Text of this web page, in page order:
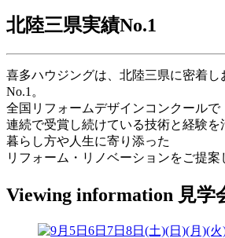
北陸三県実績No.1
喜多ハウジングは、北陸三県に密着し
No.1。
全国リフォームデザインコンクールで
連続で受賞し続けている技術と経験を
暮らし方や人生に寄り添った
リフォーム・リノベーションをご提案
Viewing information 見学